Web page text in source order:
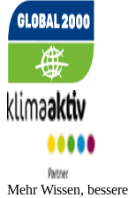
Mehr Wissen,